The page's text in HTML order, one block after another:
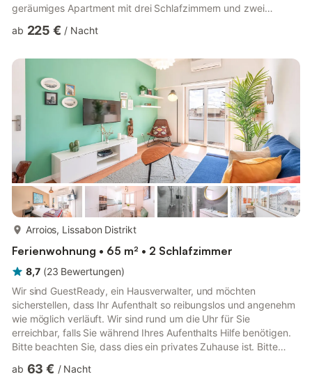
geräumiges Apartment mit drei Schlafzimmern und zwei
Entspannen und Komfort. Moderne Ausstattung: Kostenloses
Haartrockner und ein Fernseher sorgen für einen angenehmen
Aufenthalt. Das Apartment verfügt über eine Waschmaschine
und eine voll ausgestattete K...
ab 225 € / Nacht
Arroios, Lissabon Distrikt
Ferienwohnung • 65 m² • 2 Schlafzimmer
8,7 (23 Bewertungen)
Wir sind GuestReady, ein Hausverwalter, und möchten
sicherstellen, dass Ihr Aufenthalt so reibungslos und angenehm
wie möglich verläuft. Wir sind rund um die Uhr für Sie
erreichbar, falls Sie während Ihres Aufenthalts Hilfe benötigen.
Bitte beachten Sie, dass dies ein privates Zuhause ist. Bitte
Flughafen Lissabon ist innerhalb von 10 Autominuten oder 20
ab 63 € / Nacht